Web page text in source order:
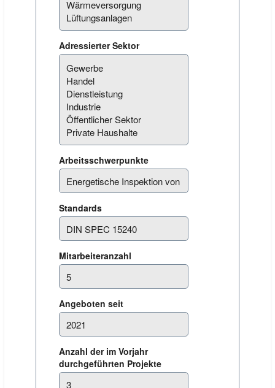
Adressierter Sektor
Arbeitsschwerpunkte
Standards
Mitarbeiteranzahl
Angeboten seit
Anzahl der im Vorjahr
durchgeführten Projekte